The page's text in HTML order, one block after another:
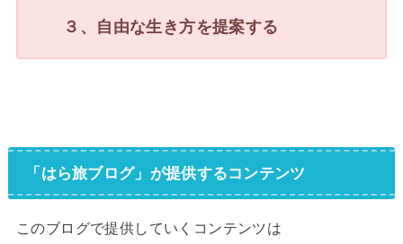
３、自由な生き方を提案する
「はら旅ブログ」が提供するコンテンツ
このブログで提供していくコンテンツは